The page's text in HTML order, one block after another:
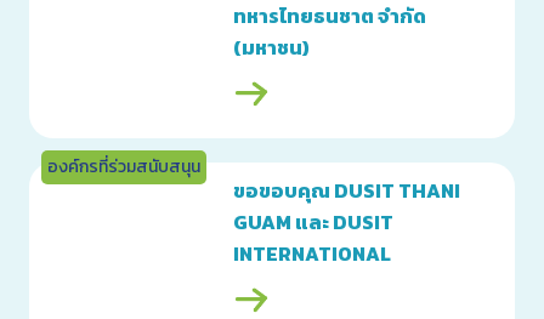
ทหารไทยธนชาต จำกัด
(มหาชน)
องค์กรที่ร่วมสนับสนุน
ขอขอบคุณ DUSIT THANI
GUAM และ DUSIT
INTERNATIONAL